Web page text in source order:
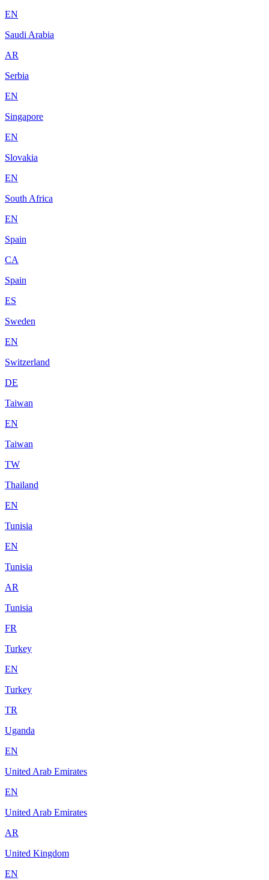
EN
Saudi Arabia
AR
Serbia
EN
Singapore
EN
Slovakia
EN
South Africa
EN
Spain
CA
Spain
ES
Sweden
EN
Switzerland
DE
Taiwan
EN
Taiwan
TW
Thailand
EN
Tunisia
EN
Tunisia
AR
Tunisia
FR
Turkey
EN
Turkey
TR
Uganda
EN
United Arab Emirates
EN
United Arab Emirates
AR
United Kingdom
EN